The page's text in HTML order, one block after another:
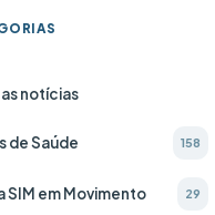
notícias
de Saúde 158
SIM em Movimento 29